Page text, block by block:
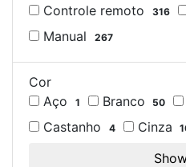
Controle remoto
316
Manual 267
Cor
Aço
1 Branco 50
Castanho 4 Cinza